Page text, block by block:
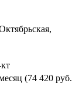
(74 420 руб.